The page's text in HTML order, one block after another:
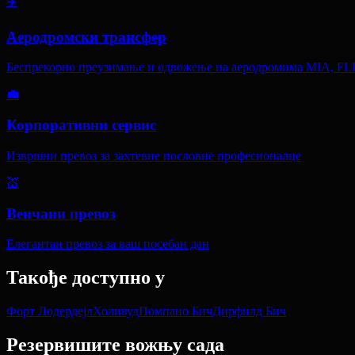
Аеродромски трансфер
Беспрекорно преузимање и одвожење на аеродромима MIA,
💼
Корпоративни сервис
Извршни превоз за захтевне пословне професионалце
💒
Венчани превоз
Елегантан превоз за ваш посебан дан
Такође доступно у
Форт ЛодердејлХоливудПомпано БичДирфилд Бич
Резервишите вожњу сада